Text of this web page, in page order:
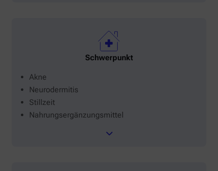
Schwerpunkt
Akne
Neurodermitis
Stillzeit
Nahrungsergänzungsmittel